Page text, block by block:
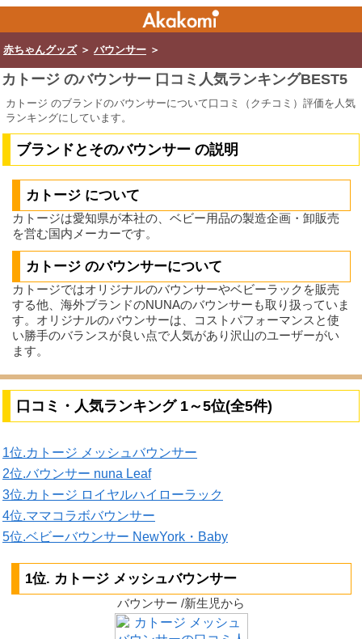
赤ちゃんグッズ＞ バウンサー ＞
カトージ のバウンサー 口コミ人気ランキングBEST5
カトージ のブランドのバウンサーについて口コミ（クチコミ）評価を人気
ランキングにしています。
ブランドとそのバウンサー の説明
カトージ について
カトージは愛知県が本社の、ベビー用品の製造企画・卸販売
を営む国内メーカーです。
カトージ のバウンサーについて
カトージではオリジナルのバウンサーやベビーラックを販売
する他、海外ブランドのNUNAのバウンサーも取り扱っていま
す。オリジナルのバウンサーは、コストパフォーマンスと使
い勝手のバランスが良い点で人気があり沢山のユーザーがい
ます。
口コミ・人気ランキング 1～5位(全5件)
1位.カトージ メッシュバウンサー
2位.バウンサー nuna Leaf
3位.カトージ ロイヤルハイローラック
4位.ママコラボバウンサー
5位.ベビーバウンサー NewYork・Baby
1位. カトージ メッシュバウンサー
バウンサー /新生児から